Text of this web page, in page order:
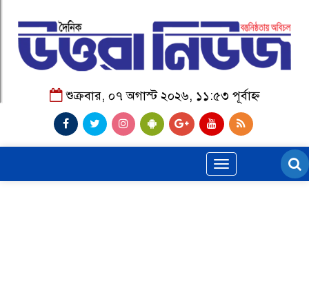
শুক্রবার, ০৭ অগাস্ট ২০২৬, ১১:৫৩ পূর্বাহ্ন
Toggle
navigation